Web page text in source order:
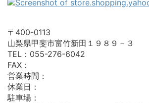
〒400-0113
山梨県甲斐市富竹新田１９８９－３
TEL：055-276-6042
FAX：
営業時間：
休業日：
駐車場：